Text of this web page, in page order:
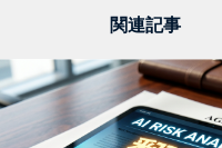
関連記事